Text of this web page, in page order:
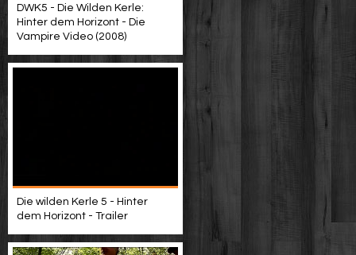
DWK5 - Die Wilden Kerle:
Hinter dem Horizont - Die
Vampire Video (2008)
Die wilden Kerle 5 - Hinter
dem Horizont - Trailer